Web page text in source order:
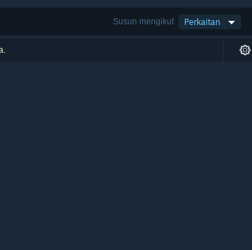
Susun mengikut Perkaitan